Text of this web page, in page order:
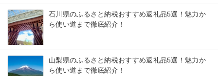
石川県のふるさと納税おすすめ返礼品5選！魅力か
ら使い道まで徹底紹介！
山梨県のふるさと納税おすすめ返礼品5選！魅力か
ら使い道まで徹底紹介！